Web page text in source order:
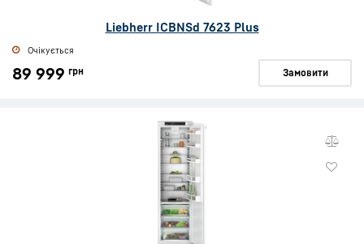
Liebherr ICBNSd 7623 Plus
Очікується
89 999 грн Замовити